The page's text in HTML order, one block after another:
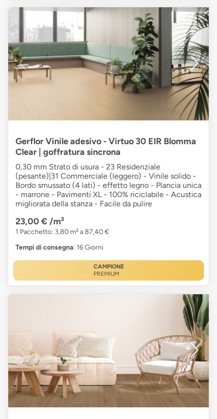
Gerflor Vinile adesivo - Virtuo 30 EIR Blomma
Clear | goffratura sincrona
0,30 mm Strato di usura - 23 Residenziale
(pesante)|31 Commerciale (leggero) - Vinile solido -
Bordo smussato (4 lati) - effetto legno - Plancia unica
- marrone - Pavimenti XL - 100% riciclabile - Acustica
migliorata della stanza - Facile da pulire
23,00 € /m²
1 Pacchetto: 3,80 m² a 87,40 €
Tempi di consegna: 16 Giorni
CAMPIONE
PREMIUM